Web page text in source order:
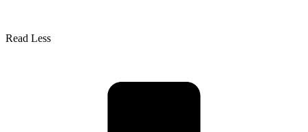
Read Less